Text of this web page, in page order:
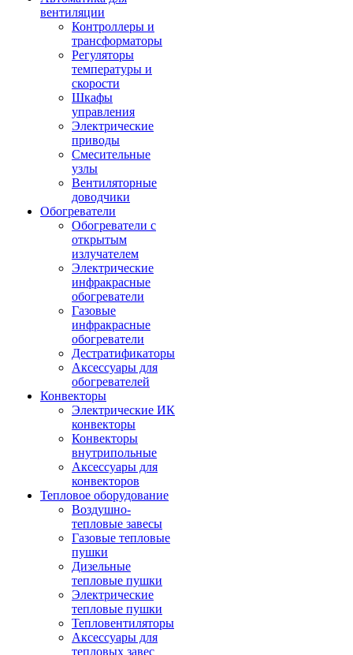
вентиляции
Контроллеры и
трансформаторы
Регуляторы
температуры и
скорости
Шкафы
управления
Электрические
приводы
Смесительные
узлы
Вентиляторные
доводчики
Обогреватели
Обогреватели с
открытым
излучателем
Электрические
инфракрасные
обогреватели
Газовые
инфракрасные
обогреватели
Дестратификаторы
Аксессуары для
обогревателей
Конвекторы
Электрические ИК
конвекторы
Конвекторы
внутрипольные
Аксессуары для
конвекторов
Тепловое оборудование
Воздушно-
тепловые завесы
Газовые тепловые
пушки
Дизельные
тепловые пушки
Электрические
тепловые пушки
Тепловентиляторы
Аксессуары для
тепловых завес